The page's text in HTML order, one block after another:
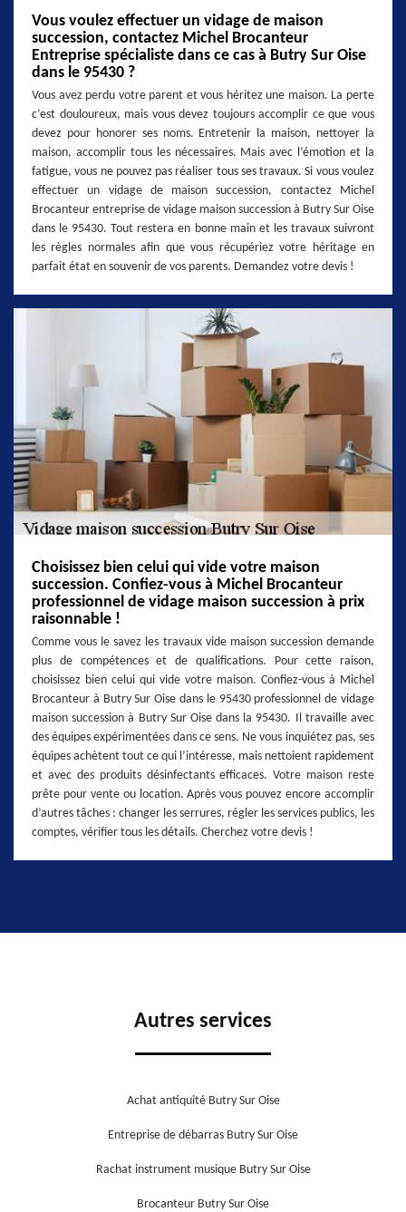
Vous voulez effectuer un vidage de maison
succession, contactez Michel Brocanteur
Entreprise spécialiste dans ce cas à Butry Sur Oise
dans le 95430 ?
Vous avez perdu votre parent et vous héritez une maison. La perte
c’est douloureux, mais vous devez toujours accomplir ce que vous
devez pour honorer ses noms. Entretenir la maison, nettoyer la
maison, accomplir tous les nécessaires. Mais avec l’émotion et la
fatigue, vous ne pouvez pas réaliser tous ses travaux. Si vous voulez
effectuer un vidage de maison succession, contactez Michel
Brocanteur entreprise de vidage maison succession à Butry Sur Oise
dans le 95430. Tout restera en bonne main et les travaux suivront
les règles normales afin que vous récupériez votre héritage en
parfait état en souvenir de vos parents. Demandez votre devis !
Choisissez bien celui qui vide votre maison
succession. Confiez-vous à Michel Brocanteur
professionnel de vidage maison succession à prix
raisonnable !
Comme vous le savez les travaux vide maison succession demande
plus de compétences et de qualifications. Pour cette raison,
choisissez bien celui qui vide votre maison. Confiez-vous à Michel
Brocanteur à Butry Sur Oise dans le 95430 professionnel de vidage
maison succession à Butry Sur Oise dans la 95430. Il travaille avec
des équipes expérimentées dans ce sens. Ne vous inquiétez pas, ses
équipes achètent tout ce qui l’intéresse, mais nettoient rapidement
et avec des produits désinfectants efficaces. Votre maison reste
prête pour vente ou location. Après vous pouvez encore accomplir
d’autres tâches : changer les serrures, régler les services publics, les
comptes, vérifier tous les détails. Cherchez votre devis !
Autres services
Achat antiquité Butry Sur Oise
Entreprise de débarras Butry Sur Oise
Rachat instrument musique Butry Sur Oise
Brocanteur Butry Sur Oise